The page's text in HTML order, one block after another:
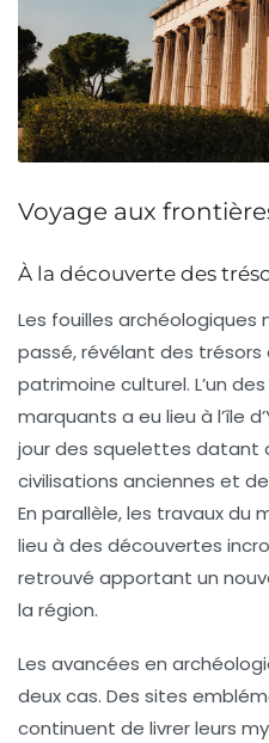
Voyage aux
À la découverte des
Les fouilles archéologiques
passé, révélant des
patrimoine culturel. L’un
marquants a eu lieu à l’île
jour des squelettes datant
civilisations anciennes et
En parallèle, les travaux du
lieu à des découvertes
retrouvé apportant un
la région.
Les avancées en
deux cas. Des sites
continuent de livrer leurs